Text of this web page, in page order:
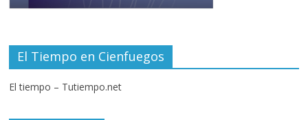
El Tiempo en Cienfuegos
El tiempo – Tutiempo.net